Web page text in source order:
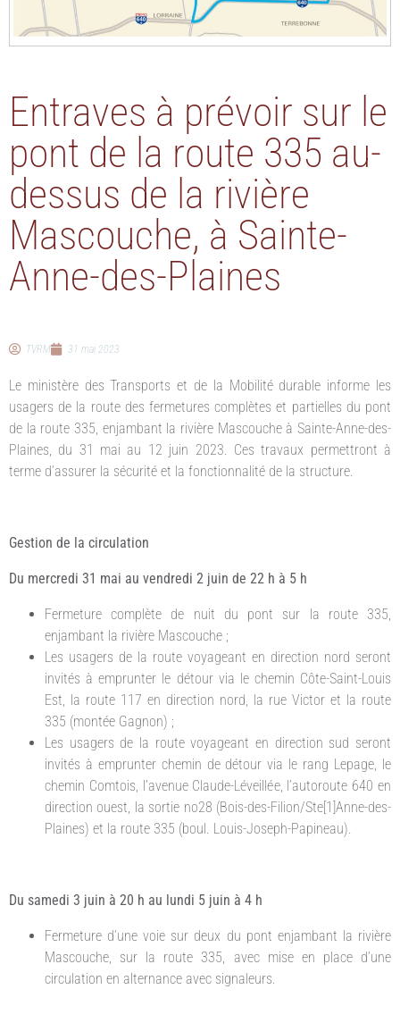
Entraves à prévoir sur le
pont de la route 335 au-
dessus de la rivière
Mascouche, à Sainte-
Anne-des-Plaines
TVRM 31 mai 2023
Le ministère des Transports et de la Mobilité durable informe les
usagers de la route des fermetures complètes et partielles du pont
de la route 335, enjambant la rivière Mascouche à Sainte-Anne-des-
Plaines, du 31 mai au 12 juin 2023. Ces travaux permettront à
terme d’assurer la sécurité et la fonctionnalité de la structure.
Gestion de la circulation
Du mercredi 31 mai au vendredi 2 juin de 22 h à 5 h
Fermeture complète de nuit du pont sur la route 335,
enjambant la rivière Mascouche ;
Les usagers de la route voyageant en direction nord seront
invités à emprunter le détour via le chemin Côte-Saint-Louis
Est, la route 117 en direction nord, la rue Victor et la route
335 (montée Gagnon) ;
Les usagers de la route voyageant en direction sud seront
invités à emprunter chemin de détour via le rang Lepage, le
chemin Comtois, l’avenue Claude-Léveillée, l’autoroute 640 en
direction ouest, la sortie no28 (Bois-des-Filion/Ste[1]Anne-des-
Plaines) et la route 335 (boul. Louis-Joseph-Papineau).
Du samedi 3 juin à 20 h au lundi 5 juin à 4 h
Fermeture d’une voie sur deux du pont enjambant la rivière
Mascouche, sur la route 335, avec mise en place d’une
circulation en alternance avec signaleurs.